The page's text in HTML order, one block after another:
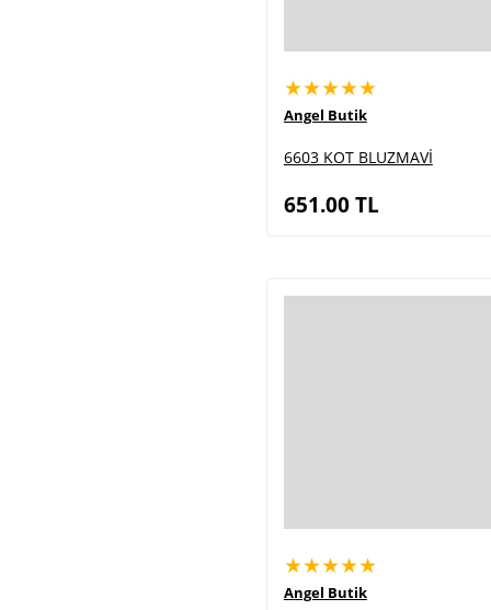
★★★★★
Angel Butik
6603 KOT BLUZMAVİ
651.00TL
★★★★★
Angel Butik